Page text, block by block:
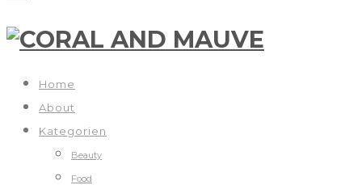
Home
About
Kategorien
Beauty
Food